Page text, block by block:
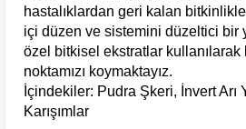
hastalıklardan geri kalan
içi düzen ve sistemini düzeltici bir
özel bitkisel ekstratlar kullanılarak
noktamızı koymaktayız.
İçindekiler: Pudra Şkeri, İnvert Arı
Karışımlar